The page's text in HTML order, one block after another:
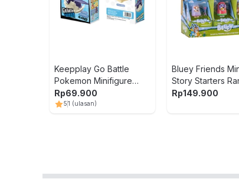
Keepplay Go Battle
Pokemon Minifigure
Garchomp Vol 2 Model
Kit - Ungu
Rp69.900
51 (ulasan)
Bluey Friends
Story Starters
Rp149.900